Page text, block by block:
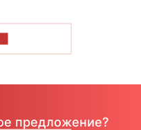
предложение?